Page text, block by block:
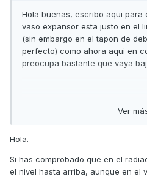
Hola buenas, escribo aqui para
vaso expansor esta justo en el
(sin embargo en el tapon de
perfecto) como ahora aqui en
preocupa bastante que vaya
como puede ser que bajo la
en el bote expansor lo vea
abierto es desde el nivel de
Ver
Hola.
Si has comprobado que en el
el nivel hasta arriba, aunque en el